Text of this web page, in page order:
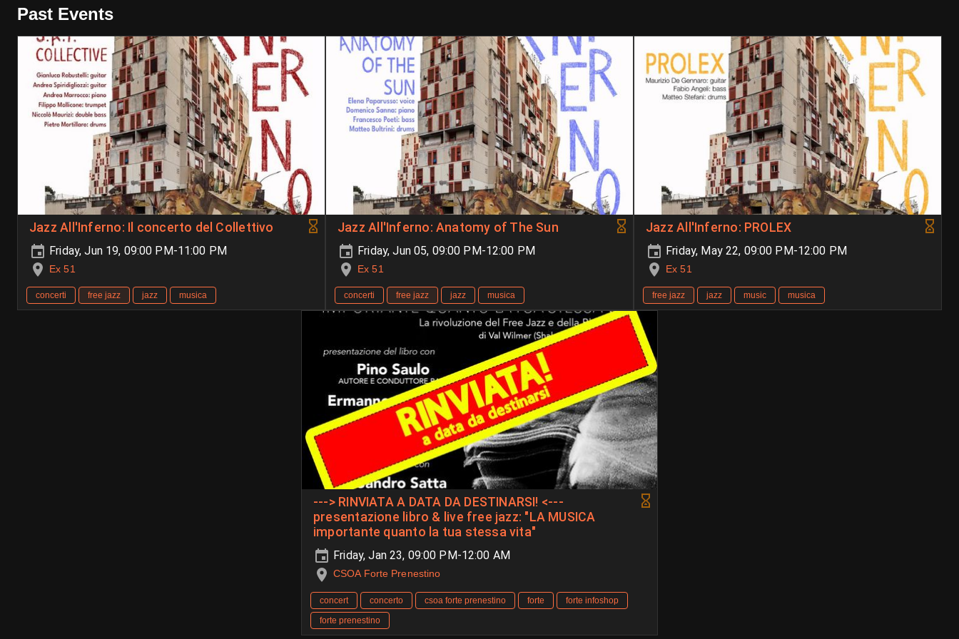
Past Events
Jazz All'Inferno: Il concerto del Collettivo
Friday, Jun 19, 09:00 PM-11:00 PM
Ex 51
concerti free jazz jazz musica
Jazz All'Inferno: Anatomy of The Sun
Friday, Jun 05, 09:00 PM-12:00 PM
Ex 51
concerti free jazz jazz musica
Jazz All'Inferno: PROLEX
Friday, May 22, 09:00 PM-12:00 PM
Ex 51
free jazz jazz music musica
---> RINVIATA A DATA DA DESTINARSI! <---
presentazione libro & live free jazz: "LA MUSICA
importante quanto la tua stessa vita"
Friday, Jan 23, 09:00 PM-12:00 AM
CSOA Forte Prenestino
concert concerto csoa forte prenestino forte
forte infoshop
forte prenestino